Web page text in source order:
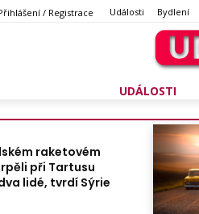
/ Registrace Události Bydlení
UDÁLOSTI
raketovém
při Tartusu
lidé, tvrdí Sýrie